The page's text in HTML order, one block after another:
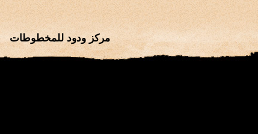
مركز ودود للمخطوطات